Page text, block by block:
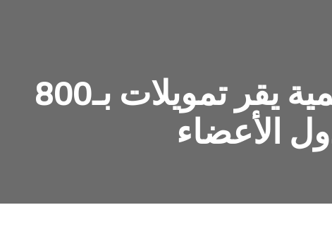
البنك الإسلامي للتنمية يقر تمويلات بـ800
الأعضاء